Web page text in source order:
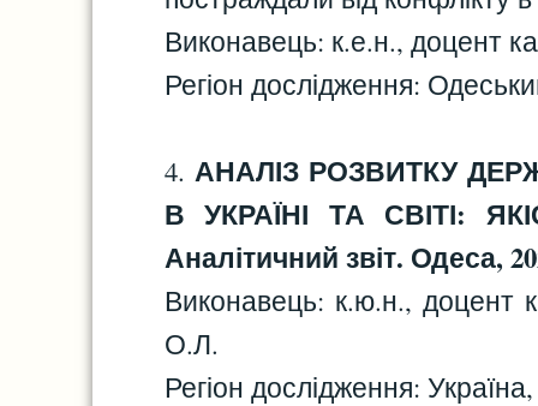
Виконавець: к.е.н., доцент
Регіон дослідження:
4. АНАЛІЗ РОЗВИТКУ
В УКРАЇНІ ТА СВІТІ:
Аналітичний звіт. Одеса,
Виконавець: к.ю.н., доцент
О.Л.
Регіон дослідження: Україна,